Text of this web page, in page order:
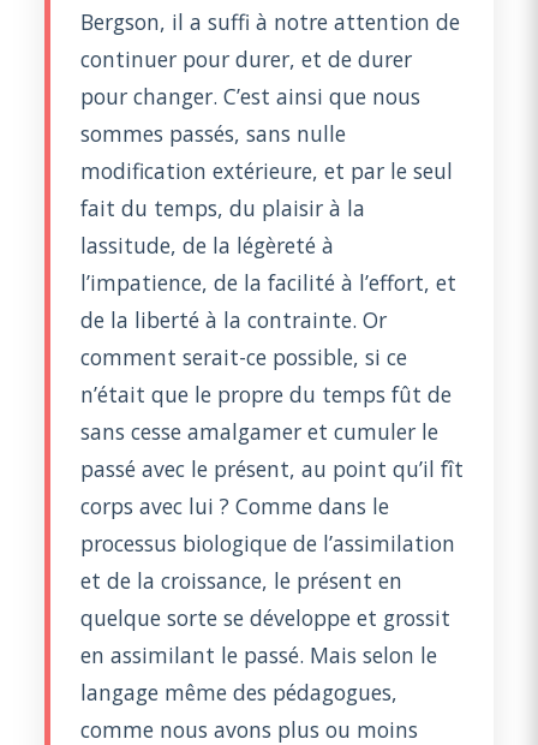
Bergson, il a suffi à notre attention de
continuer pour durer, et de durer
pour changer. C’est ainsi que nous
sommes passés, sans nulle
modification extérieure, et par le seul
fait du temps, du plaisir à la
lassitude, de la légèreté à
l’impatience, de la facilité à l’effort, et
de la liberté à la contrainte. Or
comment serait-ce possible, si ce
n’était que le propre du temps fût de
sans cesse amalgamer et cumuler le
passé avec le présent, au point qu’il fît
corps avec lui ? Comme dans le
processus biologique de l’assimilation
et de la croissance, le présent en
quelque sorte se développe et grossit
en assimilant le passé. Mais selon le
langage même des pédagogues,
comme nous avons plus ou moins